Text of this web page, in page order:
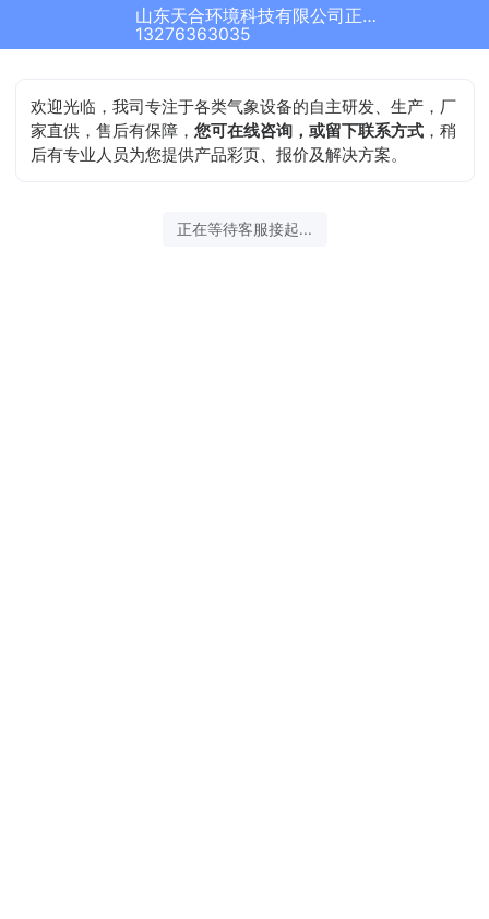
山东天合环境科技有限公司正在为您服务
13276363035
欢迎光临，我司专注于各类气象设备的自主研发、生产，厂
家直供，售后有保障，您可在线咨询，或留下联系方式 ，稍
后有专业人员为您提供产品彩页、报价及解决方案。
正在等待客服接起...